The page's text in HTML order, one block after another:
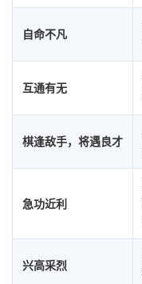
自命不凡
互通有无
棋逢敌手，将遇良才
急功近利
兴高采烈